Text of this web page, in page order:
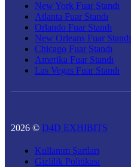
New York Fuar Standı
Atlanta Fuar Standı
Orlando Fuar Standı
New Orleans Fuar Standı
Chicago Fuar Standı
Amerika Fuar Standı
Las Vegas Fuar Standı
2026 © D4D EXHIBITS
Kullanım Şartları
Gizlilik Politikası